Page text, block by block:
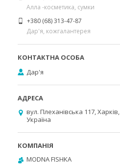
Алла -косметика, сумки
+380 (68) 313-47-87
Дар'я, кожгалантерея
Дар'я
вул. Плеханівська 117, Харків,
Україна
MODNA FISHKA